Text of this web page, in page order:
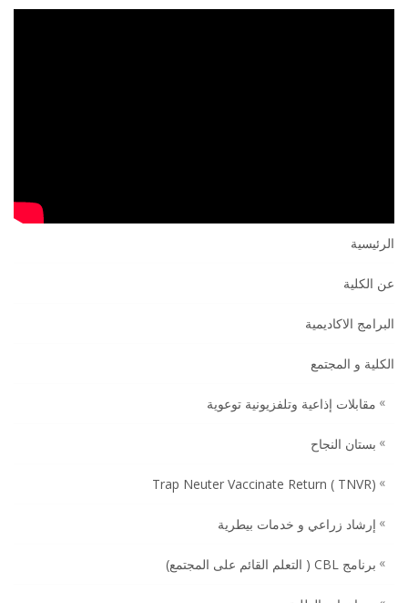
الرئيسية
عن الكلية
البرامج الاكاديمية
الكلية و المجتمع
مقابلات إذاعية وتلفزيونية توعوية
بستان النجاح
(TNVR ) Trap Neuter Vaccinate Return
إرشاد زراعي و خدمات بيطرية
برنامج CBL ( التعلم القائم على المجتمع)